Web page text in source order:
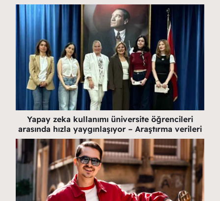
Yapay zeka kullanımı üniversite öğrencileri
arasında hızla yaygınlaşıyor – Araştırma verileri